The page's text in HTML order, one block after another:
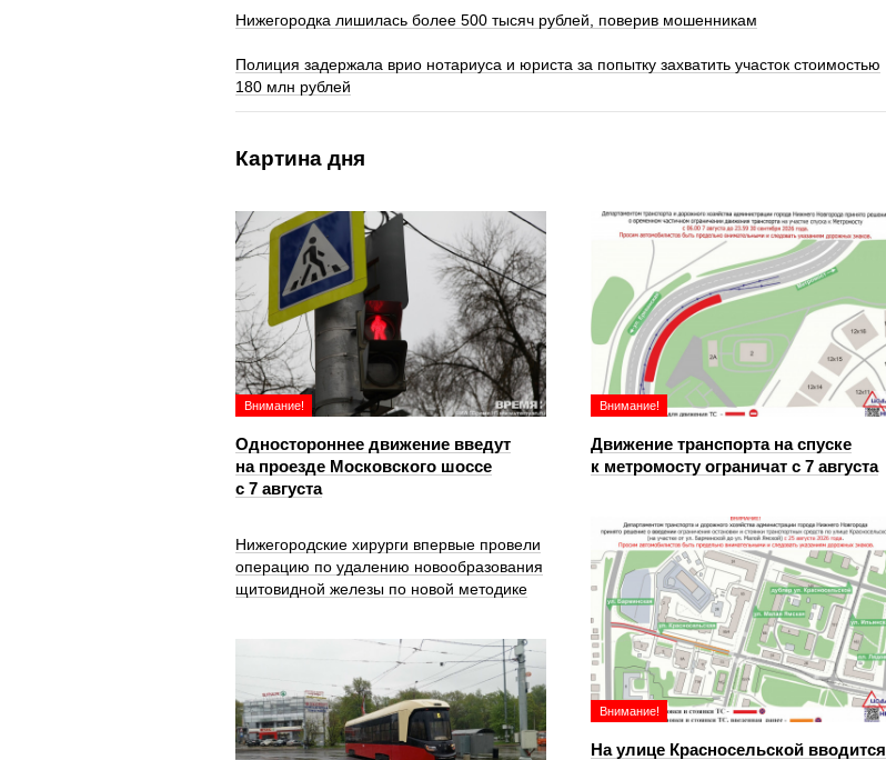
Нижегородка лишилась более 500 тысяч рублей, поверив мошенникам
Полиция задержала врио нотариуса и юриста за попытку захватить участок стоимостью
180 млн рублей
Картина дня
Внимание!
Одностороннее движение введут
на проезде Московского шоссе
с 7 августа
Внимание!
Движение транспорта на спуске
к метромосту ограничат с 7 августа
Внимание!
На улице Красносельской вводится
Нижегородские хирурги впервые провели
операцию по удалению новообразования
щитовидной железы по новой методике